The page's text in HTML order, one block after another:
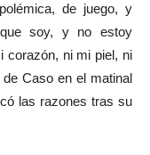
de juego, y
soy, y no estoy
corazón, ni mi piel, ni
de Caso en el matinal
las razones tras su